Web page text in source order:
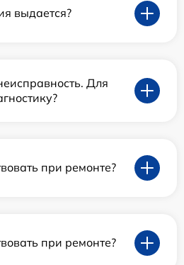
выдается?
Для
при ремонте?
при ремонте?